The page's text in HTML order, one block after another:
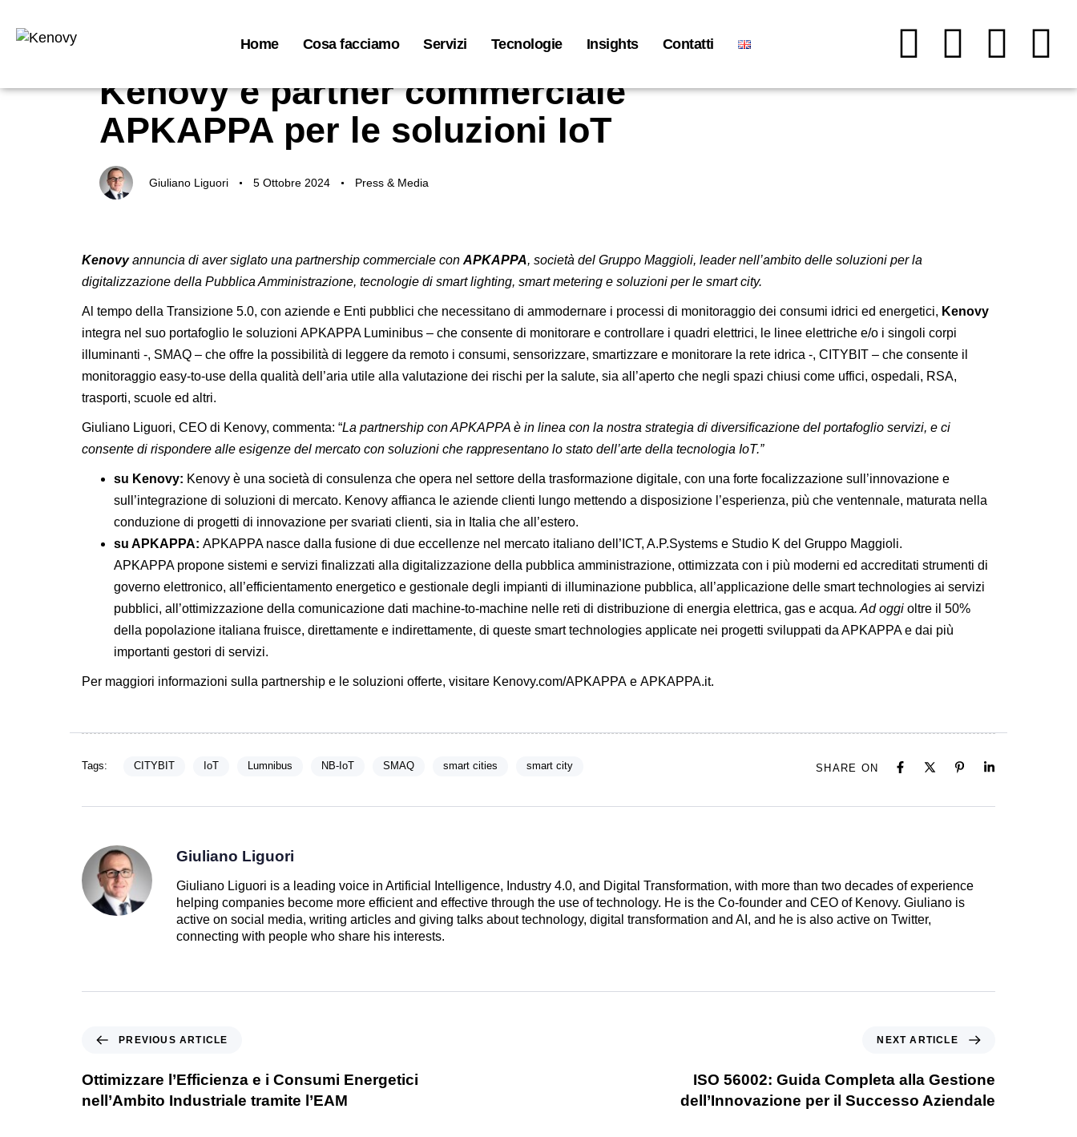
Home Cosa facciamo Servizi Tecnologie Insights Contatti
Kenovy è partner commerciale
APKAPPA per le soluzioni IoT
Author
Giuliano Liguori
Published
5 Ottobre 2024
Published
Press & Media
Kenovyannuncia di aver siglato una partnership commerciale con APKAPPA, società del Gruppo Maggioli, leader nell’ambito delle soluzioni per la
digitalizzazione della Pubblica Amministrazione, tecnologie di smart lighting, smart metering e soluzioni per le smart city.
Al tempo della Transizione 5.0, con aziende e Enti pubblici che necessitano di ammodernare i processi di monitoraggio dei consumi idrici ed energetici, Kenovy
integra nel suo portafoglio le soluzioni APKAPPA Luminibus – che consente di monitorare e controllare i quadri elettrici, le linee elettriche e/o i singoli corpi
illuminanti -, SMAQ – che offre la possibilità di leggere da remoto i consumi, sensorizzare, smartizzare e monitorare la rete idrica -, CITYBIT – che consente il
monitoraggio easy-to-use della qualità dell’aria utile alla valutazione dei rischi per la salute, sia all’aperto che negli spazi chiusi come uffici, ospedali, RSA,
trasporti, scuole ed altri.
Giuliano Liguori, CEO di Kenovy, commenta: “La partnership con APKAPPA è in linea con la nostra strategia di diversificazione del portafoglio servizi, e ci
consente di rispondere alle esigenze del mercato con soluzioni che rappresentano lo stato dell’arte della tecnologia IoT.”
su Kenovy: Kenovy è una società di consulenza che opera nel settore della trasformazione digitale, con una forte focalizzazione sull’innovazione e
sull’integrazione di soluzioni di mercato. Kenovy affianca le aziende clienti lungo mettendo a disposizione l’esperienza, più che ventennale, maturata nella
conduzione di progetti di innovazione per svariati clienti, sia in Italia che all’estero.
su APKAPPA: APKAPPA nasce dalla fusione di due eccellenze nel mercato italiano dell’ICT, A.P.Systems e Studio K del Gruppo Maggioli.
APKAPPA propone sistemi e servizi finalizzati alla digitalizzazione della pubblica amministrazione, ottimizzata con i più moderni ed accreditati strumenti di
governo elettronico, all’efficientamento energetico e gestionale degli impianti di illuminazione pubblica, all’applicazione delle smart technologies ai servizi
pubblici, all’ottimizzazione della comunicazione dati machine-to-machine nelle reti di distribuzione di energia elettrica, gas e acqua. Ad oggi oltre il 50%
della popolazione italiana fruisce, direttamente e indirettamente, di queste smart technologies applicate nei progetti sviluppati da APKAPPA e dai più
importanti gestori di servizi.
Per maggiori informazioni sulla partnership e le soluzioni offerte, visitare Kenovy.com/APKAPPA e APKAPPA.it.
Tags: CITYBIT IoT Lumnibus NB-IoT SMAQ smart cities smart city SHARE ON
Giuliano Liguori
Giuliano Liguori is a leading voice in Artificial Intelligence, Industry 4.0, and Digital Transformation, with more than two decades of experience
helping companies become more efficient and effective through the use of technology. He is the Co-founder and CEO of Kenovy. Giuliano is
active on social media, writing articles and giving talks about technology, digital transformation and AI, and he is also active on Twitter,
connecting with people who share his interests.
PREVIOUS ARTICLE
Ottimizzare l’Efficienza e i Consumi Energetici
nell’Ambito Industriale tramite l’EAM
NEXT ARTICLE
ISO 56002: Guida Completa alla Gestione
dell’Innovazione per il Successo Aziendale